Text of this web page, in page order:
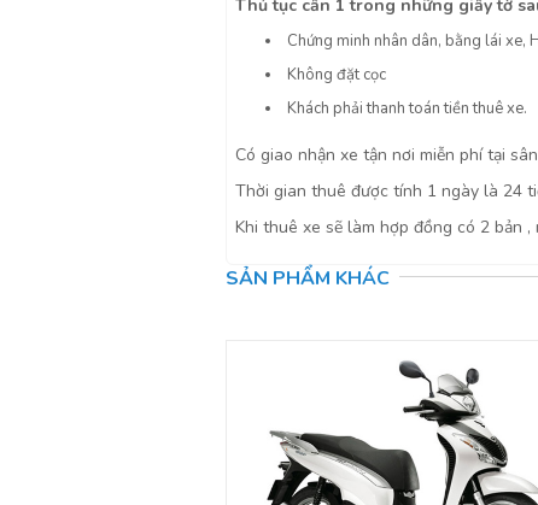
Thủ tục cần 1 trong những giấy tờ
Chứng minh nhân dân, bằng lái xe,
Không đặt cọc
Khách phải thanh toán tiền thuê xe.
Có giao nhận xe tận nơi miễn phí tại
Thời gian thuê được tính 1 ngày là 24
Khi thuê xe sẽ làm hợp đồng có 2 bản
SẢN PHẨM KHÁC